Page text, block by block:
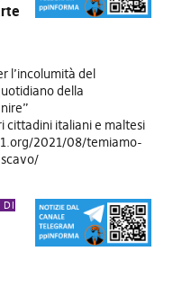
l’incolumità del
della
cittadini italiani e maltesi
2021/08/temiamo-
DI